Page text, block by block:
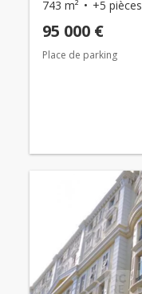
743 m² +5 pièces
95 000 €
Place de parking